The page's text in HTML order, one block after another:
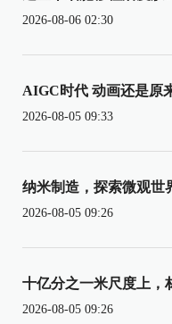
2026-08-06 02:30
AIGC时代 动画还是原
2026-08-05 09:33
纳米制造，探索微观世
2026-08-05 09:26
十亿分之一米尺度上，
2026-08-05 09:26